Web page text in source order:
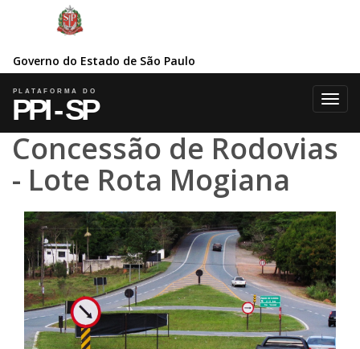
Governo do Estado de São Paulo
Concessão de Rodovias
- Lote Rota Mogiana